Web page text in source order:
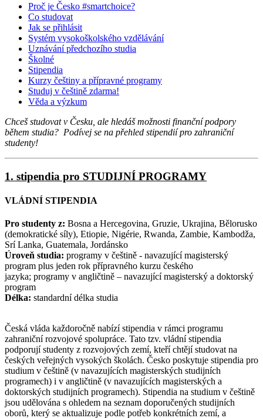
Proč je Česko #smartchoice?
Co studovat
Jak se přihlásit
Systém vysokoškolského vzdělávání
Uznávání předchozího studia
Školné
Stipendia
Kurzy češtiny a přípravné programy
Studuj v češtině zdarma!
Věda a výzkum
Chceš studovat v Česku, ale hledáš možnosti finanční podpory
během studia? Podívej se na přehled stipendií pro zahraniční
studenty!
1. stipendia pro STUDIJNÍ PROGRAMY
VLÁDNÍ STIPENDIA
Pro studenty z: Bosna a Hercegovina, Gruzie, Ukrajina, Bělorusko
(demokratické síly), Etiopie, Nigérie, Rwanda, Zambie, Kambodža,
Srí Lanka, Guatemala, Jordánsko
Úroveň studia: programy v češtině - navazující magisterský
program plus jeden rok přípravného kurzu českého
jazyka; programy v angličtině – navazující magisterský a doktorský
program
Délka: standardní délka studia
Česká vláda každoročně nabízí stipendia v rámci programu
zahraniční rozvojové spolupráce. Tato tzv. vládní stipendia
podporují studenty z rozvojových zemí, kteří chtějí studovat na
českých veřejných vysokých školách. Česko poskytuje stipendia pro
studium v češtině (v navazujících magisterských studijních
programech) i v angličtině (v navazujících magisterských a
doktorských studijních programech). Stipendia na studium v češtině
jsou udělována s ohledem na seznam doporučených studijních
oborů, který se aktualizuje podle potřeb konkrétních zemí, a